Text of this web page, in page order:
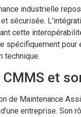
industrielle
sécurisée.
cette
spécifiquement
technique.
CMMS et
de Maintenance
d'une entreprise. Son